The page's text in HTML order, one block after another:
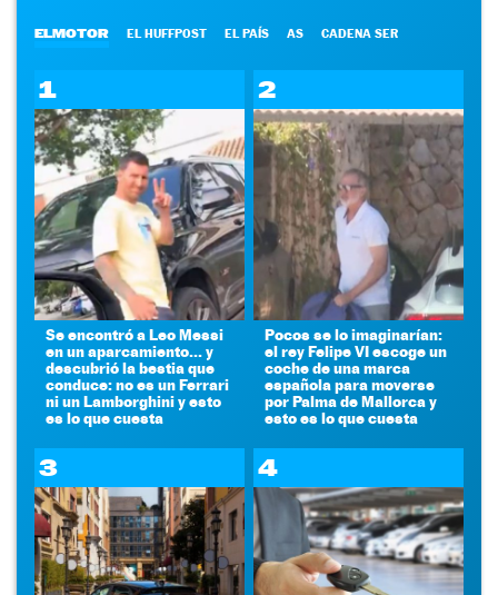
ELMOTOR EL HUFFPOST EL PAÍS AS CADENA SER
1
Se encontró a Leo Messi
en un aparcamiento... y
descubrió la bestia que
conduce: no es un Ferrari
ni un Lamborghini y esto
es lo que cuesta
2
Pocos se lo imaginarían:
el rey Felipe VI escoge un
coche de una marca
española para moverse
por Palma de Mallorca y
esto es lo que cuesta
3 4